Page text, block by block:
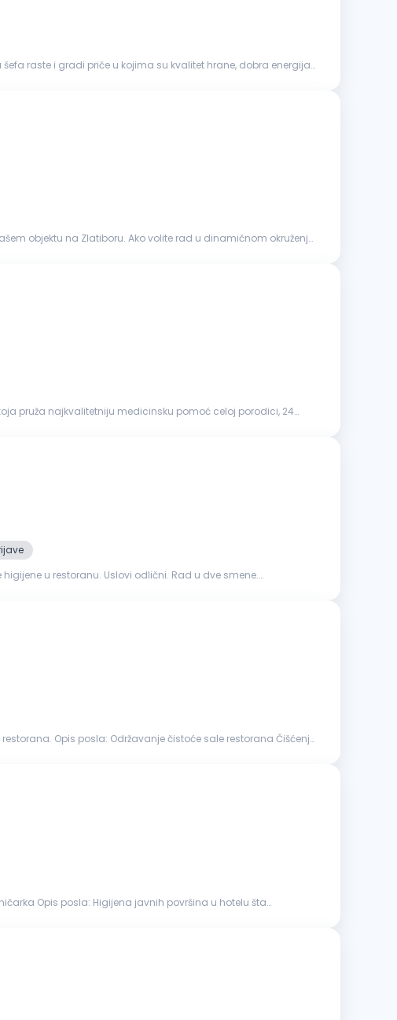
raste i gradi priče u kojima su kvalitet hrane, dobra energija i
objektu na Zlatiboru. Ako volite rad u dinamičnom okruženju
pruža najkvalitetniju medicinsku pomoć celoj porodici, 24
u restoranu. Uslovi odlični. Rad u dve smene.
sale restorana Čišćenje
površina u hotelu šta